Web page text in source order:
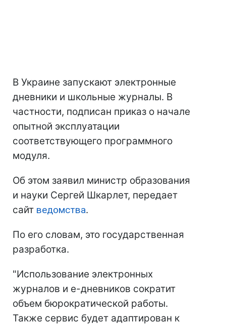
В Украине запускают электронные
дневники и школьные журналы. В
частности, подписан приказ о начале
опытной эксплуатации
соответствующего программного
модуля.
Об этом заявил министр образования
и науки Сергей Шкарлет, передает
сайт ведомства.
По его словам, это государственная
разработка.
"Использование электронных
журналов и е-дневников сократит
объем бюрократической работы.
Также сервис будет адаптирован к